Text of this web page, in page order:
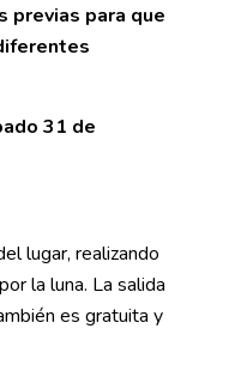
previas para que
31 de
lugar, realizando
la luna. La salida
es gratuita y